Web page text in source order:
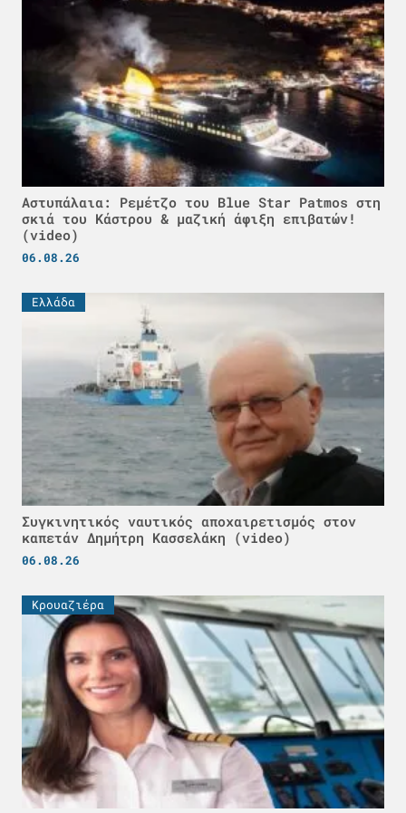
Αστυπάλαια: Ρεμέτζο του Blue Star Patmos στη
σκιά του Κάστρου & μαζική άφιξη επιβατών!
(video)
06.08.26
Ελλάδα
Συγκινητικός ναυτικός αποχαιρετισμός στον
καπετάν Δημήτρη Κασσελάκη (video)
06.08.26
Κρουαζιέρα